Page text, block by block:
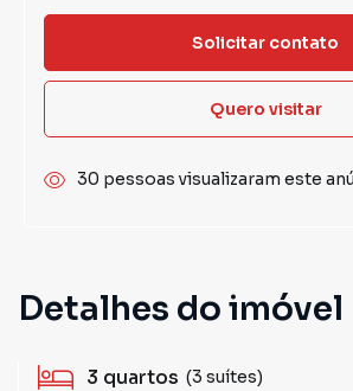
Detalhes do imóvel
3 quartos (3 suítes)
Solicitar contato
Quero visitar
30 pessoas visualizaram este